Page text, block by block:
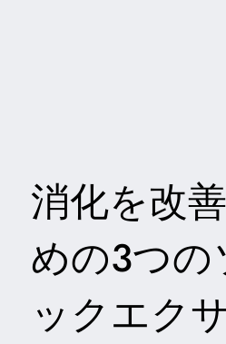
消化を改
めの3つの
ックエク